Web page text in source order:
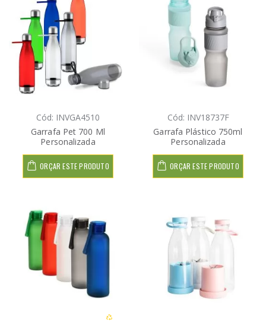
Cód: INVGA4510
Garrafa Pet 700 Ml
Personalizada
ORÇAR ESTE PRODUTO
Cód: INV18737F
Garrafa Plástico 750ml
Personalizada
ORÇAR ESTE PRODUTO